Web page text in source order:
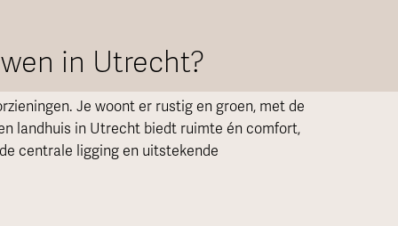
in Utrecht?
Je woont er rustig en groen, met de
landhuis in Utrecht biedt ruimte én comfort,
centrale ligging en uitstekende